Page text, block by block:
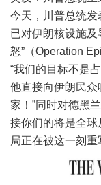
今天，川普总统发
已对伊朗核设施及
怒”（Operation
“我们的目标不是
他直接向伊朗民众
家！”同时对德黑
接你们的将是全球
局正在被这一刻重